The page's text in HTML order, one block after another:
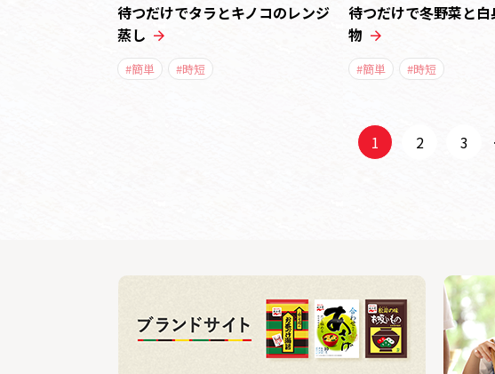
待つだけでタラとキノコのレンジ
蒸し
#簡単 #時短
待つだけで冬野菜と
物
#簡単 #時短
1 2 3